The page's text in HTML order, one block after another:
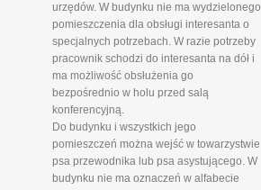
urzędów. W budynku nie ma wydzielonego
pomieszczenia dla obsługi interesanta o
specjalnych potrzebach. W razie potrzeby
pracownik schodzi do interesanta na dół i
ma możliwość obsłużenia go
bezpośrednio w holu przed salą
konferencyjną.
Do budynku i wszystkich jego
pomieszczeń można wejść w towarzystwie
psa przewodnika lub psa asystującego. W
budynku nie ma oznaczeń w alfabecie